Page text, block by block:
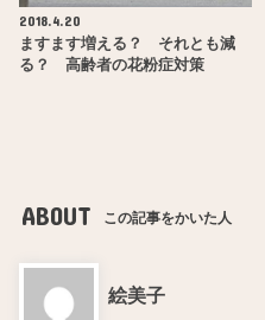
2018.4.20
ますます増える？ それとも減
る？ 高齢者の花粉症対策
ABOUT この記事をかいた人
絵美子